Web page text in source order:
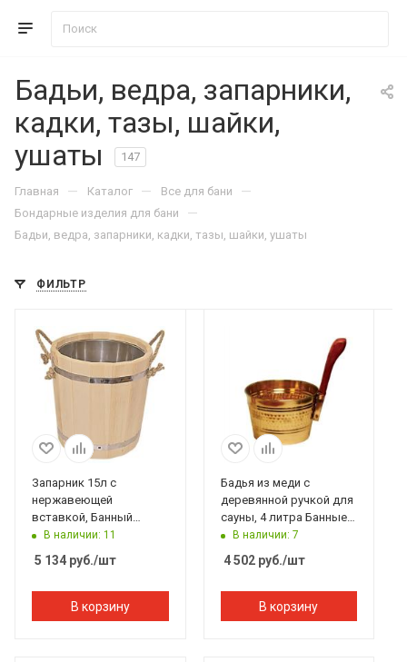
Бадьи, ведра, запарники,
кадки, тазы, шайки,
ушаты
147
Главная — Каталог — Все для бани —
Бондарные изделия для бани —
Бадьи, ведра, запарники, кадки, тазы, шайки, ушаты
ФИЛЬТР
Запарник 15л с
нержавеющей
вставкой, Банный
Эксперт
В наличии: 11
5 134 руб./шт
В корзину
Бадья из меди с
деревянной ручкой для
сауны, 4 литра Банные
штучки
В наличии: 7
4 502руб./шт
В корзину